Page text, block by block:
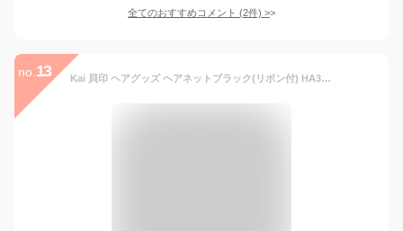
全てのおすすめコメント (2件) >
no. 13 Kai 貝印 ヘアグッズ ヘアネットブラック(リボン付) HA3045